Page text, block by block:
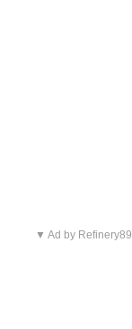
▼ Ad by Refinery89